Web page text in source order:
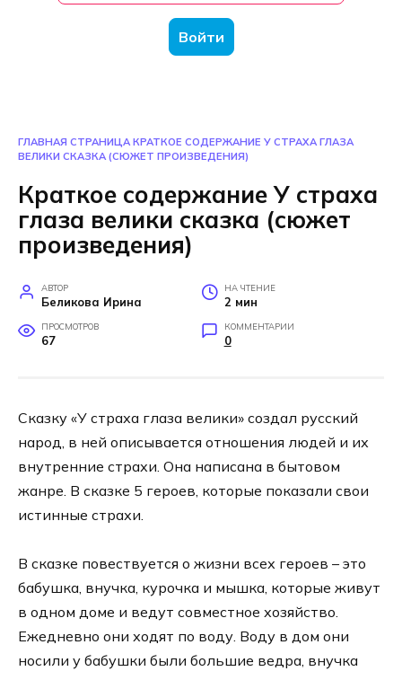
Войти
ГЛАВНАЯ СТРАНИЦА КРАТКОЕ СОДЕРЖАНИЕ У СТРАХА ГЛАЗА
ВЕЛИКИ СКАЗКА (СЮЖЕТ ПРОИЗВЕДЕНИЯ)
Краткое содержание У страха
глаза велики сказка (сюжет
произведения)
АВТОР
Беликова Ирина
НА ЧТЕНИЕ
2 мин
ПРОСМОТРОВ
67
КОММЕНТАРИИ
0
Сказку «У страха глаза велики» создал русский
народ, в ней описывается отношения людей и их
внутренние страхи. Она написана в бытовом
жанре. В сказке 5 героев, которые показали свои
истинные страхи.
В сказке повествуется о жизни всех героев – это
бабушка, внучка, курочка и мышка, которые живут
в одном доме и ведут совместное хозяйство.
Ежедневно они ходят по воду. Воду в дом они
носили у бабушки были большие ведра, внучка